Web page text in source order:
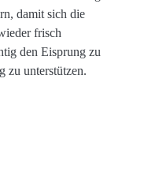
damit sich die
frisch
den Eisprung zu
zu unterstützen.